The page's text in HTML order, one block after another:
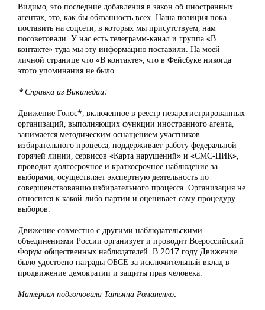
Видимо, это последние добавления в закон об иностранных
агентах, это, как бы обязанность всех. Наша позиция пока
поставить на соцсети, в которых мы присутствуем, нам
посоветовали. У нас есть телеграмм-канал и группа «В
контакте» туда мы эту информацию поставили. На моей
личной странице что «В контакте», что в Фейсбуке никогда
этого упоминания не было.
* Справка из Википедии:
Движение Голос*, включенное в реестр незарегистрированных
организаций, выполняющих функции иностранного агента,
занимается методическим оснащением участников
избирательного процесса, поддерживает работу федеральной
горячей линии, сервисов «Карта нарушений» и «СМС-ЦИК»,
проводит долгосрочное и краткосрочное наблюдение за
выборами, осуществляет экспертную деятельность по
совершенствованию избирательного процесса. Организация не
относится к какой-либо партии и оценивает саму процедуру
выборов.
Движение совместно с другими наблюдательскими
объединениями России организует и проводит Всероссийский
Форум общественных наблюдателей. В 2017 году Движение
было удостоено награды ОБСЕ за исключительный вклад в
продвижение демократии и защиты прав человека.
Материал подготовила Татьяна Романенко.